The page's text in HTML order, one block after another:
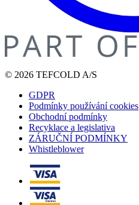
© 2026 TEFCOLD A/S
GDPR
Podmínky používání cookies
Obchodní podmínky
Recyklace a legislativa
ZÁRUČNÍ PODMÍNKY
Whistleblower